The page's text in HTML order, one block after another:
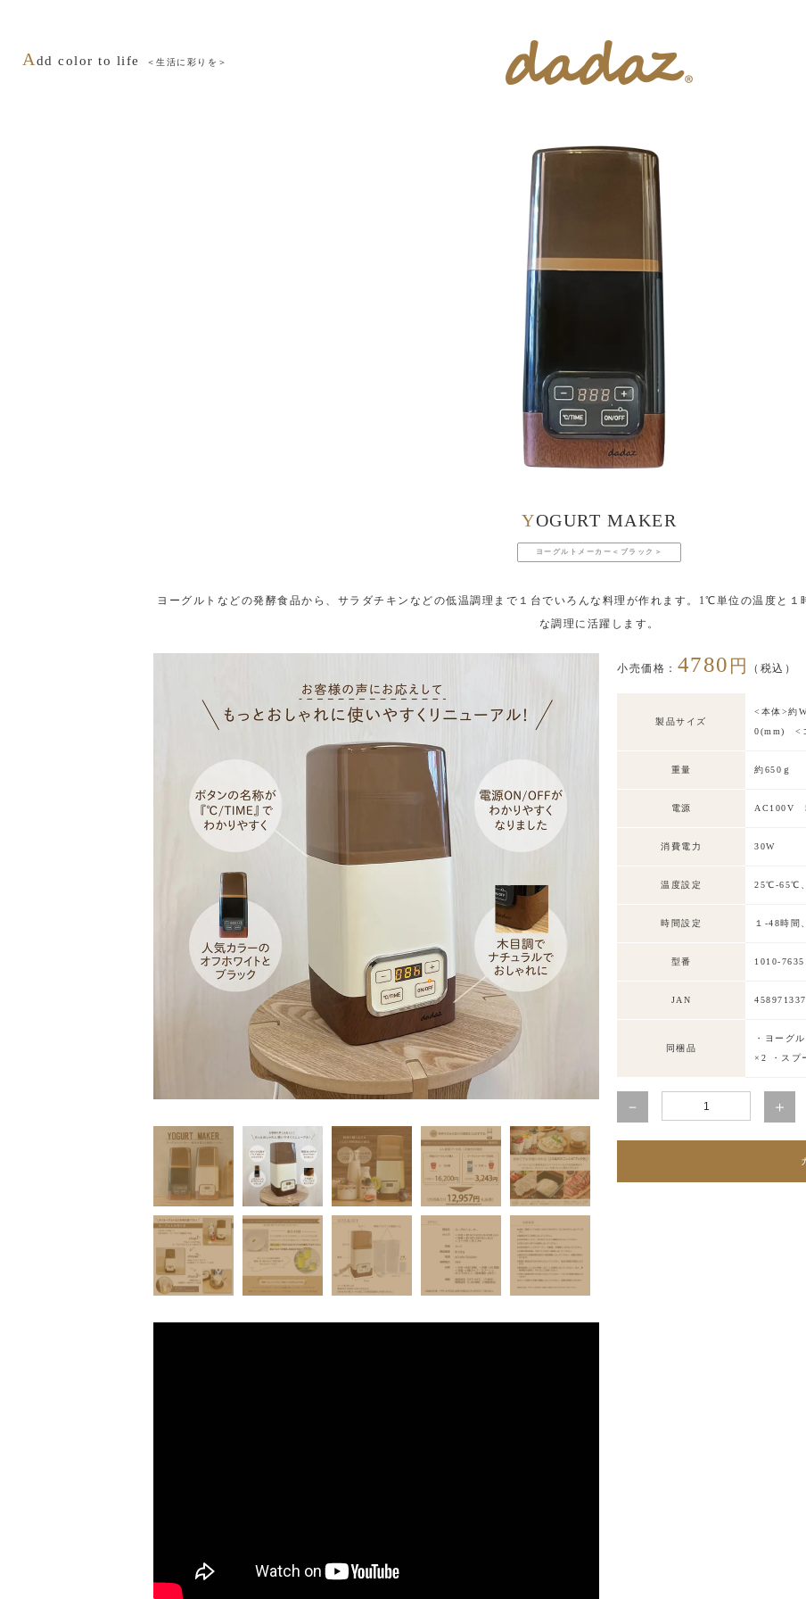
Add color to life ＜生活に彩りを＞
AROMA
YOGURT MAKER
ヨーグルトメーカー＜ブラック＞
ヨーグルトなどの発酵食品から、サラダチキンなどの低温調理まで１台でいろんな料理が作れます。1℃単位の温度と１
な調理に活躍します。
小売価格： 4780 円 （税込）
製品サイズ
<本体>約
0(mm) <
重量 約650ｇ
電源 AC100V
消費電力 30W
温度設定 25℃-65℃
時間設定 １-48時間
型番 1010-
JAN
同梱品
・ヨーグ
×2 ・スプ